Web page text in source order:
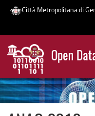
Salta
contenuto
principale
Città Metropolitana di
Open
News